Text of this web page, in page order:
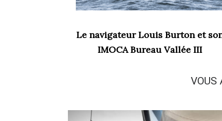
Le navigateur Louis Burton et
IMOCA Bureau Vallée III
VOUS